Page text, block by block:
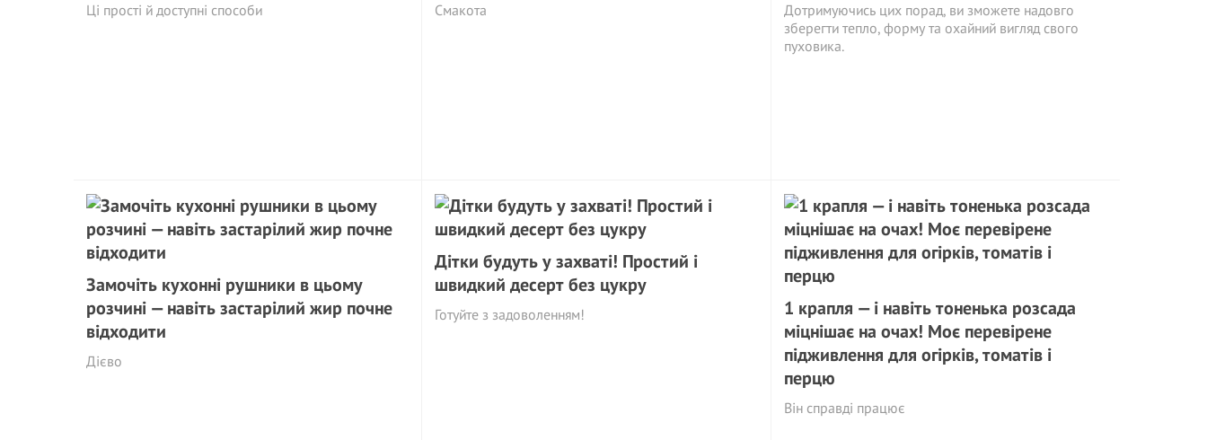
Ці прості й доступні способи Смакота
Дотримуючись цих порад, ви зможете надовго
зберегти тепло, форму та охайний вигляд свого
пуховика.
Замочіть кухонні рушники в цьому
розчині — навіть застарілий жир почне
відходити
Дієво
Дітки будуть у захваті! Простий і
швидкий десерт без цукру
Готуйте з задоволенням!
1 крапля — і навіть тоненька розсада
міцнішає на очах! Моє перевірене
підживлення для огірків, томатів і
перцю
Він справді працює